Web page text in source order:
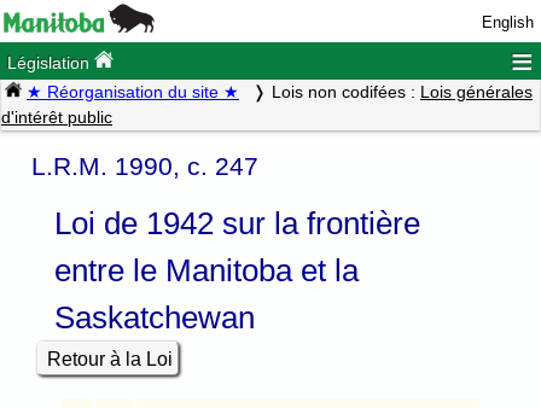
English
Législation ≡
★ Réorganisation du site ★ Lois non codifées : Lois générales
d'intérêt public
L.R.M. 1990, c. 247
Loi de 1942 sur la frontière
entre le Manitoba et la
Saskatchewan
Retour à la Loi